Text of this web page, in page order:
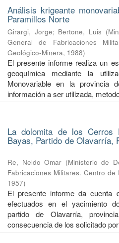
Análisis krigeante
Paramillos Norte
Girargi, Jorge; Bertone, Luis (
General de Fabricaciones
Geológico-Minera, 1988)
El presente informe realiza un
geoquímica mediante la
Monovariable en la provincia
información a ser utilizada,
La dolomita de los Cerros
Bayas, Partido de Olavarría,
Re, Neldo Omar (Ministerio de
Fabricaciones Militares. Centro
1957)
El presente informe da cuenta
efectuados en el yacimiento
partido de Olavarría,
consecuencia de los solicitado